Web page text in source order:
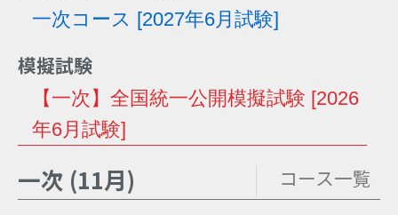
一次コース [2027年6月試験]
模擬試験
【一次】全国統一公開模擬試験 [2026
年6月試験]
一次 (11月)
コース一覧